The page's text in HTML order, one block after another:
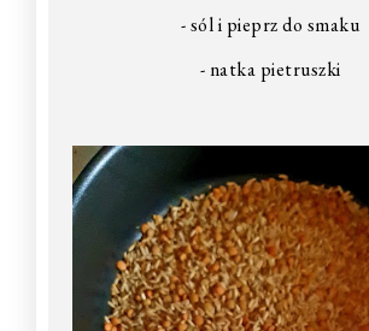
- sól i pieprz do smaku
- natka pietruszki